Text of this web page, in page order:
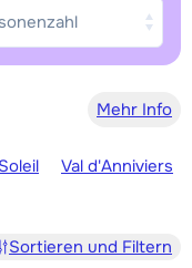
Mehr Info
Val d'Anniviers
Sortieren und Filtern